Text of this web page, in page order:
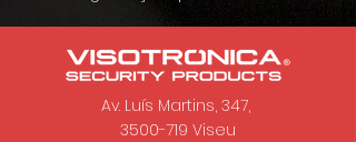
Av. Luís Martins, 347,
3500-719 Viseu